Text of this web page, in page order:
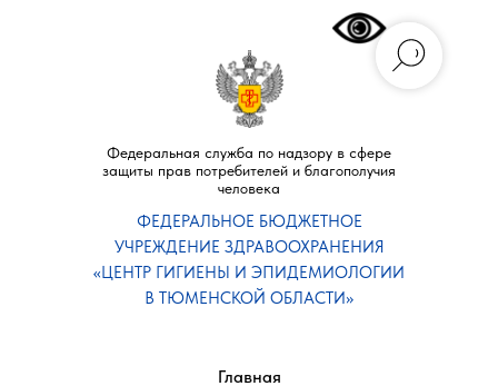
Федеральная служба по надзору в сфере
защиты прав потребителей и благополучия
человека
ФЕДЕРАЛЬНОЕ БЮДЖЕТНОЕ
УЧРЕЖДЕНИЕ ЗДРАВООХРАНЕНИЯ
«ЦЕНТР ГИГИЕНЫ И ЭПИДЕМИОЛОГИИ
В ТЮМЕНСКОЙ ОБЛАСТИ»
Главная